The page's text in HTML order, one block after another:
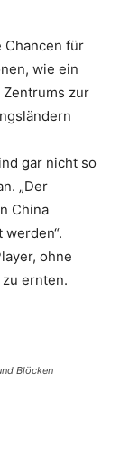
Chancen für
wie ein
zur
gar nicht so
„Der
China
ohne
ernten.
Blöcken